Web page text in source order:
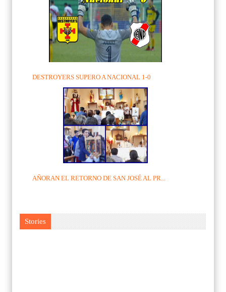
DESTROYERS SUPERO A NACIONAL 1-0
AÑORAN EL RETORNO DE SAN JOSÉ AL PR...
Stories